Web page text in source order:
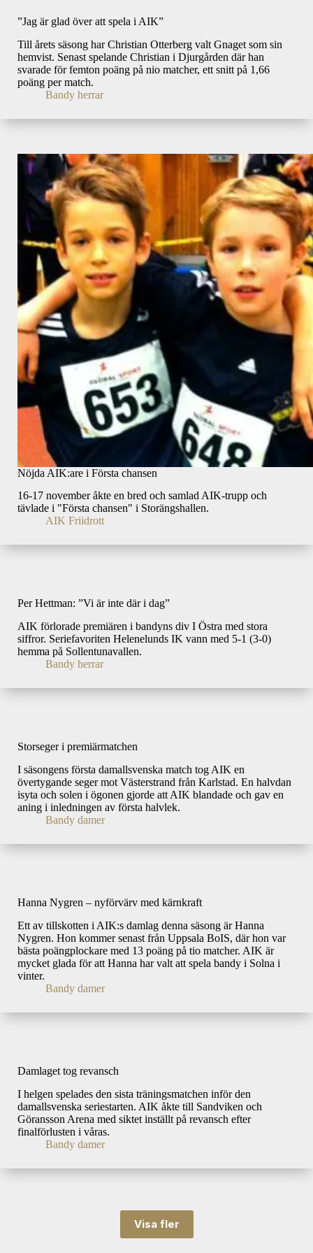
”Jag är glad över att spela i AIK”
Till årets säsong har Christian Otterberg valt Gnaget som sin
hemvist. Senast spelande Christian i Djurgården där han
svarade för femton poäng på nio matcher, ett snitt på 1,66
poäng per match.
Bandy herrar
Nöjda AIK:are i Första chansen
16-17 november åkte en bred och samlad AIK-trupp och
tävlade i "Första chansen" i Storängshallen.
AIK Friidrott
Per Hettman: ”Vi är inte där i dag”
AIK förlorade premiären i bandyns div I Östra med stora
siffror. Seriefavoriten Helenelunds IK vann med 5-1 (3-0)
hemma på Sollentunavallen.
Bandy herrar
Storseger i premiärmatchen
I säsongens första damallsvenska match tog AIK en
övertygande seger mot Västerstrand från Karlstad. En halvdan
isyta och solen i ögonen gjorde att AIK blandade och gav en
aning i inledningen av första halvlek.
Bandy damer
Hanna Nygren – nyförvärv med kärnkraft
Ett av tillskotten i AIK:s damlag denna säsong är Hanna
Nygren. Hon kommer senast från Uppsala BoIS, där hon var
bästa poängplockare med 13 poäng på tio matcher. AIK är
mycket glada för att Hanna har valt att spela bandy i Solna i
vinter.
Bandy damer
Damlaget tog revansch
I helgen spelades den sista träningsmatchen inför den
damallsvenska seriestarten. AIK åkte till Sandviken och
Göransson Arena med siktet inställt på revansch efter
finalförlusten i våras.
Bandy damer
Visa fler